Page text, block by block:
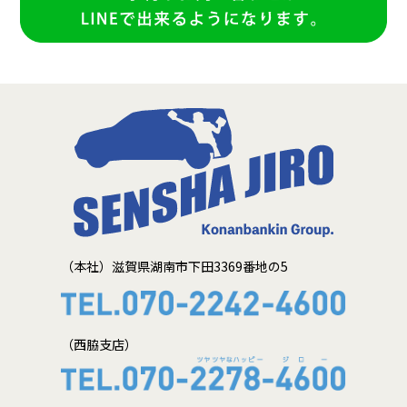
（本社）滋賀県湖南市下田3369番地の5
（西脇支店）